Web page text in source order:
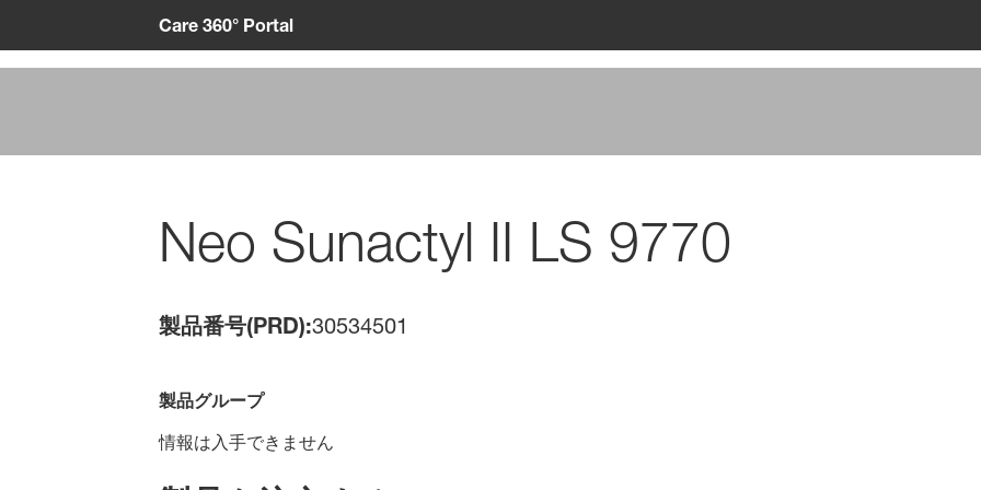
Care 360° Portal
Neo Sunactyl II LS 9770
製品番号(PRD):30534501
製品グループ
情報は入手できません